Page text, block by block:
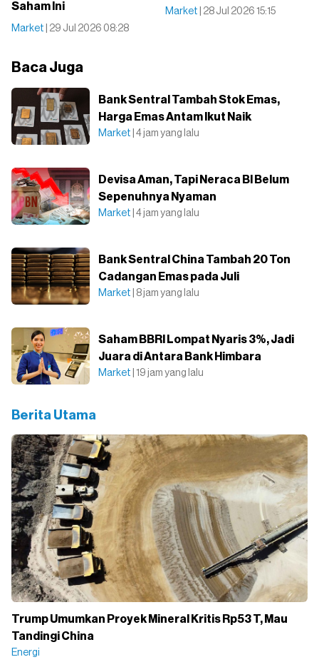
Saham Ini
Market | 29 Jul 2026 08:28
Market | 28 Jul 2026 15:15
Baca Juga
Bank Sentral Tambah Stok Emas,
Harga Emas Antam Ikut Naik
Market | 4 jam yang lalu
Devisa Aman, Tapi Neraca BI Belum
Sepenuhnya Nyaman
Market | 4 jam yang lalu
Bank Sentral China Tambah 20 Ton
Cadangan Emas pada Juli
Market | 8 jam yang lalu
Saham BBRI Lompat Nyaris 3%, Jadi
Juara di Antara Bank Himbara
Market | 19 jam yang lalu
Berita Utama
Trump Umumkan Proyek Mineral Kritis Rp53 T, Mau
Tandingi China
Energi